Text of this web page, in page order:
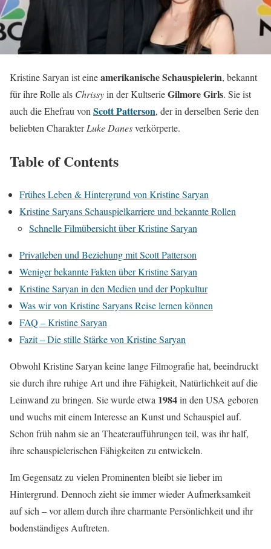
Kristine Saryan ist eineamerikanische Schauspielerin, bekannt
für ihre Rolle als Chrissyin der KultserieGilmore Girls. Sie ist
auch die Ehefrau vonScott Patterson, der in derselben Serie den
beliebten CharakterLuke Danesverkörperte.
Table of Contents
Frühes Leben & Hintergrund von Kristine Saryan
Kristine Saryans Schauspielkarriere und bekannte Rollen
Schnelle Filmübersicht über Kristine Saryan
Privatleben und Beziehung mit Scott Patterson
Weniger bekannte Fakten über Kristine Saryan
Kristine Saryan in den Medien und der Popkultur
Was wir von Kristine Saryans Reise lernen können
FAQ – Kristine Saryan
Fazit – Die stille Stärke von Kristine Saryan
Obwohl Kristine Saryan keine lange Filmografie hat, beeindruckt
sie durch ihre ruhige Art und ihre Fähigkeit, Natürlichkeit auf die
Leinwand zu bringen. Sie wurde etwa 1984in den USA geboren
und wuchs mit einem Interesse an Kunst und Schauspiel auf.
Schon früh nahm sie an Theateraufführungen teil, was ihr half,
ihre schauspielerischen Fähigkeiten zu entwickeln.
Im Gegensatz zu vielen Prominenten bleibt sie lieber im
Hintergrund. Dennoch zieht sie immer wieder Aufmerksamkeit
auf sich – vor allem durch ihre charmante Persönlichkeit und ihr
bodenständiges Auftreten.